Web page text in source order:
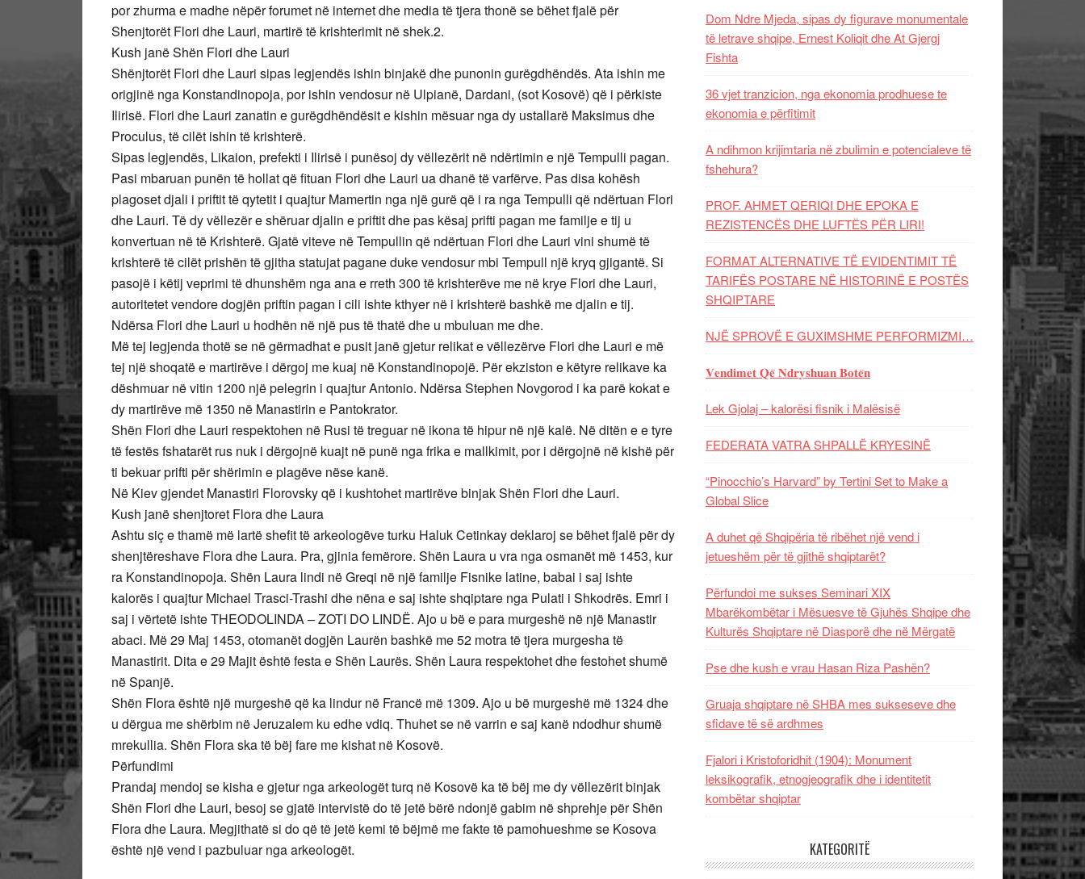
por zhurma e madhe nëpër forumet në internet dhe media të tjera thonë se bëhet fjalë për
Shenjtorët Flori dhe Lauri, martirë të krishterimit në shek.2.
Kush janë Shën Flori dhe Lauri
Shënjtorët Flori dhe Lauri sipas legjendës ishin binjakë dhe punonin gurëgdhëndës. Ata ishin me
origjinë nga Konstandinopoja, por ishin vendosur në Ulpianë, Dardani, (sot Kosovë) që i përkiste
Ilirisë. Flori dhe Lauri zanatin e gurëgdhëndësit e kishin mësuar nga dy ustallarë Maksimus dhe
Proculus, të cilët ishin të krishterë.
Sipas legjendës, Likaion, prefekti i Ilirisë i punësoj dy vëllezërit në ndërtimin e një Tempulli pagan.
Pasi mbaruan punën të hollat që fituan Flori dhe Lauri ua dhanë të varfërve. Pas disa kohësh
plagoset djali i priftit të qytetit i quajtur Mamertin nga një gurë që i ra nga Tempulli që ndërtuan Flori
dhe Lauri. Të dy vëllezër e shëruar djalin e priftit dhe pas kësaj prifti pagan me familje e tij u
konvertuan në të Krishterë. Gjatë viteve në Tempullin që ndërtuan Flori dhe Lauri vini shumë të
krishterë të cilët prishën të gjitha statujat pagane duke vendosur mbi Tempull një kryq gjigantë. Si
pasojë i këtij veprimi të dhunshëm nga ana e rreth 300 të krishterëve me në krye Flori dhe Lauri,
autoritetet vendore dogjën priftin pagan i cili ishte kthyer në i krishterë bashkë me djalin e tij.
Ndërsa Flori dhe Lauri u hodhën në një pus të thatë dhe u mbuluan me dhe.
Më tej legjenda thotë se në gërmadhat e pusit janë gjetur relikat e vëllezërve Flori dhe Lauri e më
tej një shoqatë e martirëve i dërgoj me kuaj në Konstandinopojë. Për ekziston e këtyre relikave ka
dëshmuar në vitin 1200 një pelegrin i quajtur Antonio. Ndërsa Stephen Novgorod i ka parë kokat e
dy martirëve më 1350 në Manastirin e Pantokrator.
Shën Flori dhe Lauri respektohen në Rusi të treguar në ikona të hipur në një kalë. Në ditën e e tyre
të festës fshatarët rus nuk i dërgojnë kuajt në punë nga frika e mallkimit, por i dërgojnë në kishë për
ti bekuar prifti për shërimin e plagëve nëse kanë.
Në Kiev gjendet Manastiri Florovsky që i kushtohet martirëve binjak Shën Flori dhe Lauri.
Kush janë shenjtoret Flora dhe Laura
Ashtu siç e thamë më lartë shefit të arkeologëve turku Haluk Cetinkay deklaroj se bëhet fjalë për dy
shenjtëreshave Flora dhe Laura. Pra, gjinia femërore. Shën Laura u vra nga osmanët më 1453, kur
ra Konstandinopoja. Shën Laura lindi në Greqi në një familje Fisnike latine, babai i saj ishte
kalorës i quajtur Michael Trasci-Trashi dhe nëna e saj ishte shqiptare nga Pulati i Shkodrës. Emri i
saj i vërtetë ishte THEODOLINDA – ZOTI DO LINDË. Ajo u bë e para murgeshë në një Manastir
abaci. Më 29 Maj 1453, otomanët dogjën Laurën bashkë me 52 motra të tjera murgesha të
Manastirit. Dita e 29 Majit është festa e Shën Laurës. Shën Laura respektohet dhe festohet shumë
në Spanjë.
Shën Flora është një murgeshë që ka lindur në Francë më 1309. Ajo u bë murgeshë më 1324 dhe
u dërgua me shërbim në Jeruzalem ku edhe vdiq. Thuhet se në varrin e saj kanë ndodhur shumë
mrekullia. Shën Flora ska të bëj fare me kishat në Kosovë.
Përfundimi
Prandaj mendoj se kisha e gjetur nga arkeologët turq në Kosovë ka të bëj me dy vëllezërit binjak
Shën Flori dhe Lauri, besoj se gjatë intervistë do të jetë bërë ndonjë gabim në shprehje për Shën
Flora dhe Laura. Megjithatë si do që të jetë kemi të bëjmë me fakte të pamohueshme se Kosova
është një vend i pazbuluar nga arkeologët.
Dom Ndre Mjeda, sipas dy figurave monumentale
të letrave shqipe, Ernest Koliqit dhe At Gjergj
Fishta
36 vjet tranzicion, nga ekonomia prodhuese te
ekonomia e përfitimit
A ndihmon krijimtaria në zbulimin e potencialeve të
fshehura?
PROF. AHMET QERIQI DHE EPOKA E
REZISTENCЁS DHE LUFTЁS PЁR LIRI!
FORMAT ALTERNATIVE TË EVIDENTIMIT TË
TARIFËS POSTARE NË HISTORINË E POSTËS
SHQIPTARE
NJË SPROVË E GUXIMSHME PERFORMIZMI…
𝐕𝐞𝐧𝐝𝐢𝐦𝐞𝐭 𝐐𝐞̈ 𝐍𝐝𝐫𝐲𝐬𝐡𝐮𝐚𝐧 𝐁𝐨𝐭𝐞̈𝐧
Lek Gjolaj – kalorësi fisnik i Malësisë
FEDERATA VATRA SHPALLË KRYESINË
“Pinocchio’s Harvard” by Tertini Set to Make a
Global Slice
A duhet që Shqipëria të ribëhet një vend i
jetueshëm për të gjithë shqiptarët?
Përfundoi me sukses Seminari XIX
Mbarëkombëtar i Mësuesve të Gjuhës Shqipe dhe
Kulturës Shqiptare në Diasporë dhe në Mërgatë
Pse dhe kush e vrau Hasan Riza Pashën?
Gruaja shqiptare në SHBA mes sukseseve dhe
sfidave të së ardhmes
Fjalori i Kristoforidhit (1904): Monument
leksikografik, etnogjeografik dhe i identitetit
kombëtar shqiptar
KATEGORITË